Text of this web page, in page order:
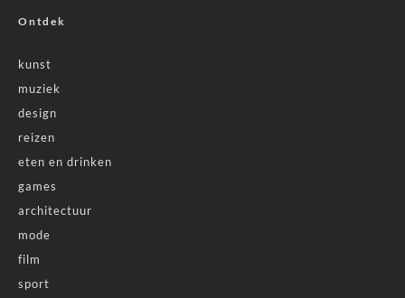
Ontdek
kunst
muziek
design
reizen
eten en drinken
games
architectuur
mode
film
sport